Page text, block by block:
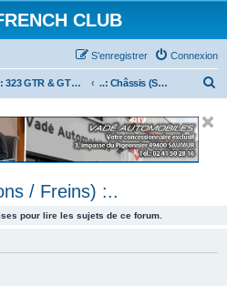
CLUB
Connexion
S’enregistrer
..: 323 GTR & GTX :.. ..: Châssis (Suspensions / Freins) :..
e
/ Freins) :..
pour lire les sujets de ce forum.